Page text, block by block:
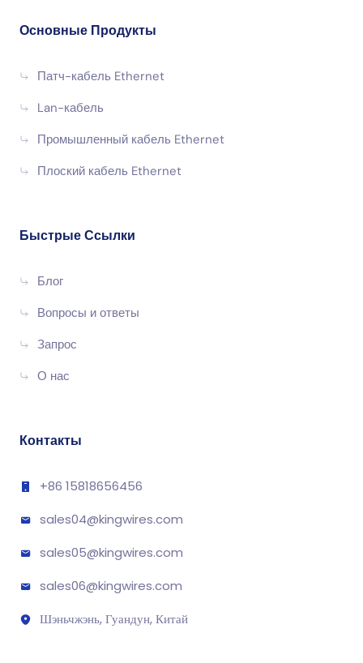
Основные Продукты
Патч-кабель Ethernet
Lan-кабель
Промышленный кабель Ethernet
Плоский кабель Ethernet
Быстрые Ссылки
Блог
Вопросы и ответы
Запрос
О нас
Контакты
+86 15818656456
sales04@kingwires.com
sales05@kingwires.com
sales06@kingwires.com
Шэньчжэнь, Гуандун, Китай